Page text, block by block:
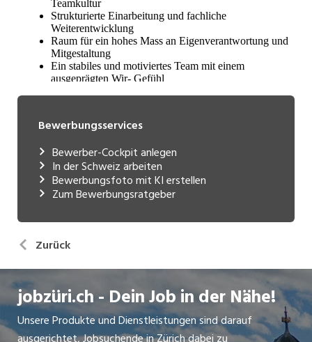
Bewerbungsservices
Bewerber-Cockpit anlegen
In der Schweiz arbeiten
Bewerbungsfoto mit KI erstellen
Zum Bewerbungsratgeber
Zurück
jobzüri.ch - Dein Job in der Nähe!
Unsere Produkte und Dienstleistungen sind darauf